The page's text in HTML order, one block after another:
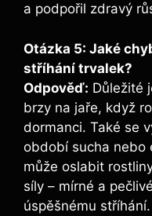
a podpořil zdravý
Otázka 5: Jaké
stříhání trvalek?
Odpověď: Důležité
brzy na jaře, když
dormanci. Také se
období sucha nebo
může oslabit
síly – mírné a
úspěšnému stříhání.